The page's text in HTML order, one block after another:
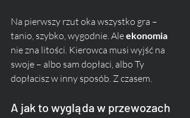
Na pierwszy rzut oka wszystko gra –
tanio, szybko, wygodnie. Ale ekonomia
nie zna litości. Kierowca musi wyjść na
swoje – albo sam dopłaci, albo Ty
dopłacisz w inny sposób. Z czasem.
A jak to wygląda w przewozach